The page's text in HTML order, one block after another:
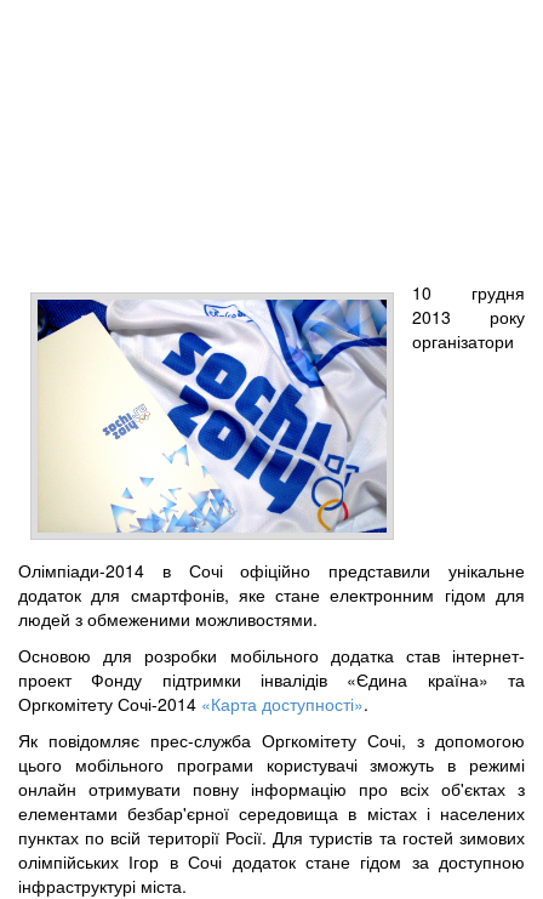
10 грудня
2013 року
організатори
Олімпіади-2014 в Сочі офіційно представили унікальне
додаток для смартфонів, яке стане електронним гідом для
людей з обмеженими можливостями.
Основою для розробки мобільного додатка став інтернет-
проект Фонду підтримки інвалідів «Єдина країна» та
Оргкомітету Сочі-2014 «Карта доступності».
Як повідомляє прес-служба Оргкомітету Сочі, з допомогою
цього мобільного програми користувачі зможуть в режимі
онлайн отримувати повну інформацію про всіх об'єктах з
елементами безбар'єрної середовища в містах і населених
пунктах по всій території Росії. Для туристів та гостей зимових
олімпійських Ігор в Сочі додаток стане гідом за доступною
інфраструктурі міста.